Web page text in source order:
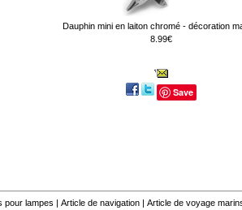
Dauphin mini en laiton chromé - décoration
8.99€
Save
pour lampes Article de navigation Article de voyage